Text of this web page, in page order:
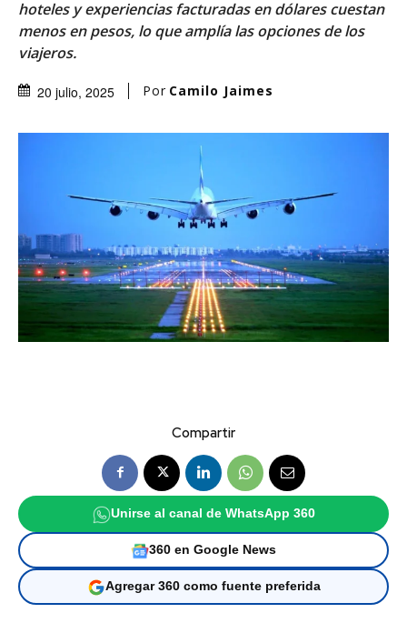
hoteles y experiencias facturadas en dólares cuestan
menos en pesos, lo que amplía las opciones de los
viajeros.
20 julio, 2025 Por Camilo Jaimes
Compartir
Unirse al canal de WhatsApp 360
360 en Google News
Agregar 360 como fuente preferida